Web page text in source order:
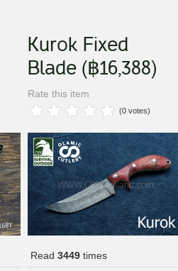
Kurok Fixed
Blade (฿16,388)
Rate this item
(0 votes)
Read 3449times